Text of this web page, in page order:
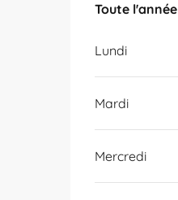
Toute l'année
Toute l'année
Lundi
Mardi
Mercredi